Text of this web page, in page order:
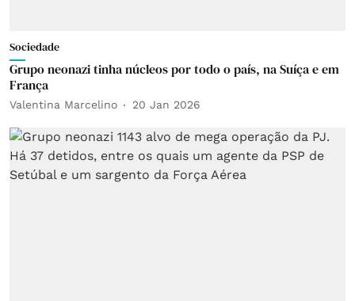
Sociedade
Grupo neonazi tinha núcleos por todo o país, na Suíça e em
França
Valentina Marcelino 20 Jan 2026